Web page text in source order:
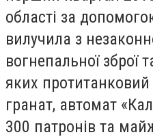
області за
вилучила з
вогнепальної зброї
яких протитанковий
гранат, автомат
300 патронів та